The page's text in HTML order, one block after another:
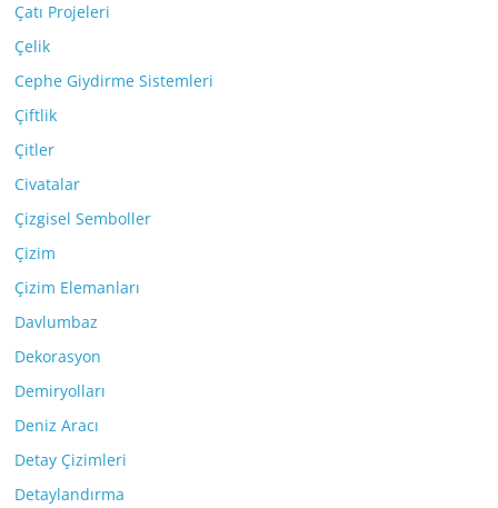
Çatı Projeleri
Çelik
Cephe Giydirme Sistemleri
Çiftlik
Çitler
Civatalar
Çizgisel Semboller
Çizim
Çizim Elemanları
Davlumbaz
Dekorasyon
Demiryolları
Deniz Aracı
Detay Çizimleri
Detaylandırma